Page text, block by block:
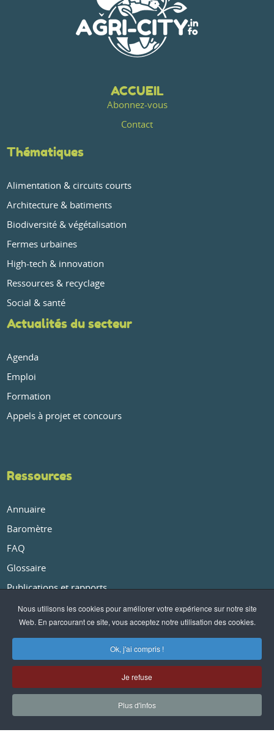
ACCUEIL
Abonnez-vous
Contact
Thématiques
Alimentation & circuits courts
Architecture & batiments
Biodiversité & végétalisation
Fermes urbaines
High-tech & innovation
Ressources & recyclage
Social & santé
Actualités du secteur
Agenda
Emploi
Formation
Appels à projet et concours
Ressources
Annuaire
Baromètre
FAQ
Glossaire
Publications et rapports
À propos
Qui sommes-nous ?
Conditions générales de vente-Politique de confidentialité-
Mentions légales- ©AGRI-CITY.info -Contact
Nous utilisons les cookies pour améliorer votre expérience sur notre site
Web. En parcourant ce site, vous acceptez notre utilisation des cookies.
Ok, j'ai compris !
Je refuse
Plus d'infos